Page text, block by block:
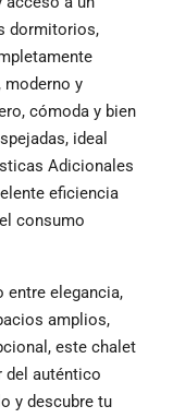
dormitorios,
moderno y
cómoda y bien
ideal
Adicionales
eficiencia
consumo
entre elegancia,
amplios,
este chalet
del auténtico
y descubre tu